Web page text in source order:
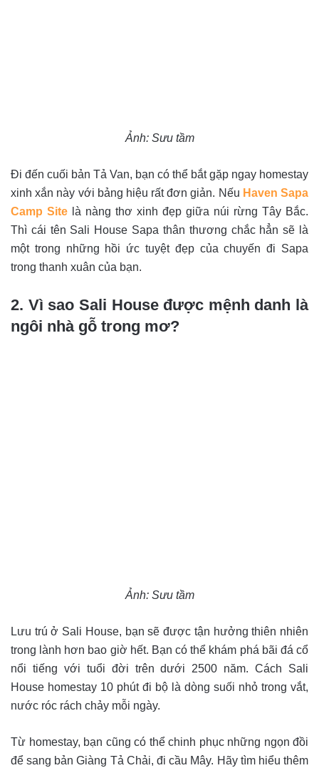
Ảnh: Sưu tầm
Đi đến cuối bản Tả Van, bạn có thể bắt gặp ngay homestay
xinh xắn này với bảng hiệu rất đơn giản. Nếu Haven Sapa
Camp Site là nàng thơ xinh đẹp giữa núi rừng Tây Bắc.
Thì cái tên Sali House Sapa thân thương chắc hẳn sẽ là
một trong những hồi ức tuyệt đẹp của chuyến đi Sapa
trong thanh xuân của bạn.
2. Vì sao Sali House được mệnh danh là
ngôi nhà gỗ trong mơ?
Ảnh: Sưu tầm
Lưu trú ở Sali House, bạn sẽ được tận hưởng thiên nhiên
trong lành hơn bao giờ hết. Bạn có thể khám phá bãi đá cổ
nổi tiếng với tuổi đời trên dưới 2500 năm. Cách Sali
House homestay 10 phút đi bộ là dòng suối nhỏ trong vắt,
nước róc rách chảy mỗi ngày.
Từ homestay, bạn cũng có thể chinh phục những ngọn đồi
để sang bản Giàng Tả Chải, đi cầu Mây. Hãy tìm hiểu thêm